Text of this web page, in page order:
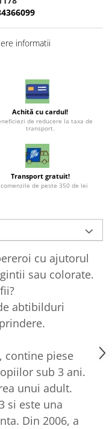
informatii
Achită cu cardul!
de reducere la taxa de
transport.
Transport gratuit!
comenzile de peste 350 de lei
cu ajutorul
sau colorate.
abtibilduri
contine piese
sub 3 ani.
unui adult.
si este una
Din 2006, a